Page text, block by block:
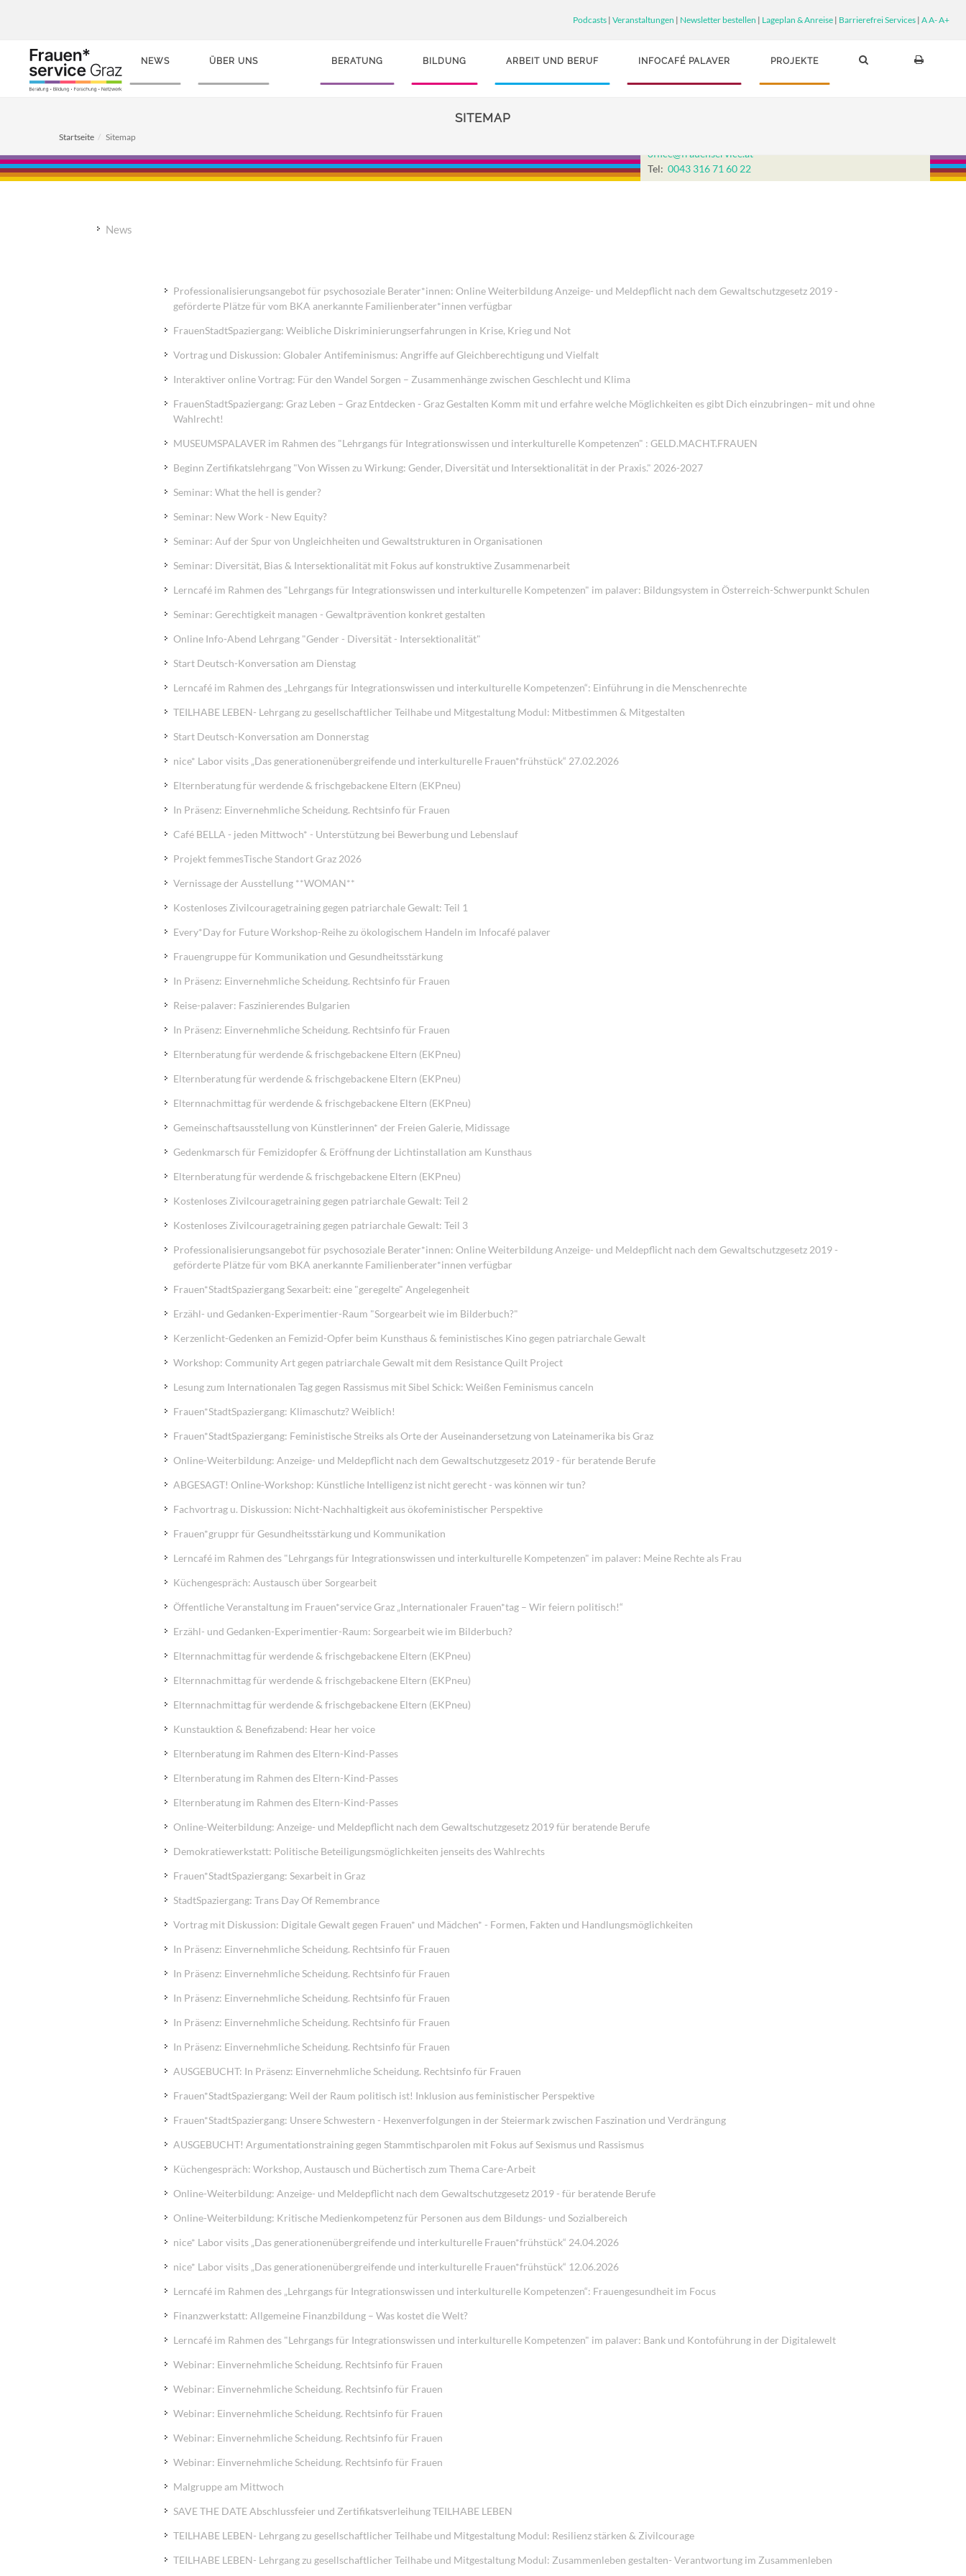
Podcasts| Veranstaltungen | Newsletter bestellen | Lageplan & Anreise| Barrierefrei Services| AA-A+
NEWS ÜBER UNS BERATUNG BILDUNG ARBEIT UND BERUF INFOCAFÉ PALAVER PROJEKTE
office@frauenservice.at
Tel: 0043 316 71 60 22
Vereinbarte Beratungstermine finden auch außerhalb der
SITEMAP
Startseite Sitemap
News
Professionalisierungsangebot für psychosoziale Berater*innen: Online Weiterbildung Anzeige- und Meldepflicht nach dem Gewaltschutzgesetz 2019 -
geförderte Plätze für vom BKA anerkannte Familienberater*innen verfügbar
FrauenStadtSpaziergang: Weibliche Diskriminierungserfahrungen in Krise, Krieg und Not
Vortrag und Diskussion: Globaler Antifeminismus: Angriffe auf Gleichberechtigung und Vielfalt
Interaktiver online Vortrag: Für den Wandel Sorgen – Zusammenhänge zwischen Geschlecht und Klima
FrauenStadtSpaziergang: Graz Leben – Graz Entdecken - Graz Gestalten Komm mit und erfahre welche Möglichkeiten es gibt Dich einzubringen– mit und ohne
Wahlrecht!
MUSEUMSPALAVER im Rahmen des "Lehrgangs für Integrationswissen und interkulturelle Kompetenzen" : GELD.MACHT.FRAUEN
Beginn Zertifikatslehrgang "Von Wissen zu Wirkung: Gender, Diversität und Intersektionalität in der Praxis." 2026-2027
Seminar: What the hell is gender?
Seminar: New Work - New Equity?
Seminar: Auf der Spur von Ungleichheiten und Gewaltstrukturen in Organisationen
Seminar: Diversität, Bias & Intersektionalität mit Fokus auf konstruktive Zusammenarbeit
Lerncafé im Rahmen des "Lehrgangs für Integrationswissen und interkulturelle Kompetenzen" im palaver: Bildungsystem in Österreich-Schwerpunkt Schulen
Seminar: Gerechtigkeit managen - Gewaltprävention konkret gestalten
Online Info-Abend Lehrgang "Gender - Diversität - Intersektionalität"
Start Deutsch-Konversation am Dienstag
Lerncafé im Rahmen des „Lehrgangs für Integrationswissen und interkulturelle Kompetenzen“: Einführung in die Menschenrechte
TEILHABE LEBEN- Lehrgang zu gesellschaftlicher Teilhabe und Mitgestaltung Modul: Mitbestimmen & Mitgestalten
Start Deutsch-Konversation am Donnerstag
nice* Labor visits „Das generationenübergreifende und interkulturelle Frauen*frühstück“ 27.02.2026
Elternberatung für werdende & frischgebackene Eltern (EKPneu)
In Präsenz: Einvernehmliche Scheidung. Rechtsinfo für Frauen
Café BELLA - jeden Mittwoch* - Unterstützung bei Bewerbung und Lebenslauf
Projekt femmesTische Standort Graz 2026
Vernissage der Ausstellung **WOMAN**
Kostenloses Zivilcouragetraining gegen patriarchale Gewalt: Teil 1
Every*Day for Future Workshop-Reihe zu ökologischem Handeln im Infocafé palaver
Frauengruppe für Kommunikation und Gesundheitsstärkung
In Präsenz: Einvernehmliche Scheidung. Rechtsinfo für Frauen
Reise-palaver: Faszinierendes Bulgarien
In Präsenz: Einvernehmliche Scheidung. Rechtsinfo für Frauen
Elternberatung für werdende & frischgebackene Eltern (EKPneu)
Elternberatung für werdende & frischgebackene Eltern (EKPneu)
Elternnachmittag für werdende & frischgebackene Eltern (EKPneu)
Gemeinschaftsausstellung von Künstlerinnen* der Freien Galerie, Midissage
Gedenkmarsch für Femizidopfer & Eröffnung der Lichtinstallation am Kunsthaus
Elternberatung für werdende & frischgebackene Eltern (EKPneu)
Kostenloses Zivilcouragetraining gegen patriarchale Gewalt: Teil 2
Kostenloses Zivilcouragetraining gegen patriarchale Gewalt: Teil 3
Professionalisierungsangebot für psychosoziale Berater*innen: Online Weiterbildung Anzeige- und Meldepflicht nach dem Gewaltschutzgesetz 2019 -
geförderte Plätze für vom BKA anerkannte Familienberater*innen verfügbar
Frauen*StadtSpaziergang Sexarbeit: eine "geregelte" Angelegenheit
Erzähl- und Gedanken-Experimentier-Raum "Sorgearbeit wie im Bilderbuch?"
Kerzenlicht-Gedenken an Femizid-Opfer beim Kunsthaus & feministisches Kino gegen patriarchale Gewalt
Workshop: Community Art gegen patriarchale Gewalt mit dem Resistance Quilt Project
Lesung zum Internationalen Tag gegen Rassismus mit Sibel Schick: Weißen Feminismus canceln
Frauen*StadtSpaziergang: Klimaschutz? Weiblich!
Frauen*StadtSpaziergang: Feministische Streiks als Orte der Auseinandersetzung von Lateinamerika bis Graz
Online-Weiterbildung: Anzeige- und Meldepflicht nach dem Gewaltschutzgesetz 2019 - für beratende Berufe
ABGESAGT! Online-Workshop: Künstliche Intelligenz ist nicht gerecht - was können wir tun?
Fachvortrag u. Diskussion: Nicht-Nachhaltigkeit aus ökofeministischer Perspektive
Frauen*gruppr für Gesundheitsstärkung und Kommunikation
Lerncafé im Rahmen des "Lehrgangs für Integrationswissen und interkulturelle Kompetenzen" im palaver: Meine Rechte als Frau
Küchengespräch: Austausch über Sorgearbeit
Öffentliche Veranstaltung im Frauen*service Graz „Internationaler Frauen*tag – Wir feiern politisch!“
Erzähl- und Gedanken-Experimentier-Raum: Sorgearbeit wie im Bilderbuch?
Elternnachmittag für werdende & frischgebackene Eltern (EKPneu)
Elternnachmittag für werdende & frischgebackene Eltern (EKPneu)
Elternnachmittag für werdende & frischgebackene Eltern (EKPneu)
Kunstauktion & Benefizabend: Hear her voice
Elternberatung im Rahmen des Eltern-Kind-Passes
Elternberatung im Rahmen des Eltern-Kind-Passes
Elternberatung im Rahmen des Eltern-Kind-Passes
Online-Weiterbildung: Anzeige- und Meldepflicht nach dem Gewaltschutzgesetz 2019 für beratende Berufe
Demokratiewerkstatt: Politische Beteiligungsmöglichkeiten jenseits des Wahlrechts
Frauen*StadtSpaziergang: Sexarbeit in Graz
StadtSpaziergang: Trans Day Of Remembrance
Vortrag mit Diskussion: Digitale Gewalt gegen Frauen* und Mädchen* - Formen, Fakten und Handlungsmöglichkeiten
In Präsenz: Einvernehmliche Scheidung. Rechtsinfo für Frauen
In Präsenz: Einvernehmliche Scheidung. Rechtsinfo für Frauen
In Präsenz: Einvernehmliche Scheidung. Rechtsinfo für Frauen
In Präsenz: Einvernehmliche Scheidung. Rechtsinfo für Frauen
In Präsenz: Einvernehmliche Scheidung. Rechtsinfo für Frauen
AUSGEBUCHT: In Präsenz: Einvernehmliche Scheidung. Rechtsinfo für Frauen
Frauen*StadtSpaziergang: Weil der Raum politisch ist! Inklusion aus feministischer Perspektive
Frauen*StadtSpaziergang: Unsere Schwestern - Hexenverfolgungen in der Steiermark zwischen Faszination und Verdrängung
AUSGEBUCHT! Argumentationstraining gegen Stammtischparolen mit Fokus auf Sexismus und Rassismus
Küchengespräch: Workshop, Austausch und Büchertisch zum Thema Care-Arbeit
Online-Weiterbildung: Anzeige- und Meldepflicht nach dem Gewaltschutzgesetz 2019 - für beratende Berufe
Online-Weiterbildung: Kritische Medienkompetenz für Personen aus dem Bildungs- und Sozialbereich
nice* Labor visits „Das generationenübergreifende und interkulturelle Frauen*frühstück“ 24.04.2026
nice* Labor visits „Das generationenübergreifende und interkulturelle Frauen*frühstück“ 12.06.2026
Lerncafé im Rahmen des „Lehrgangs für Integrationswissen und interkulturelle Kompetenzen“: Frauengesundheit im Focus
Finanzwerkstatt: Allgemeine Finanzbildung – Was kostet die Welt?
Lerncafé im Rahmen des "Lehrgangs für Integrationswissen und interkulturelle Kompetenzen" im palaver: Bank und Kontoführung in der Digitalewelt
Webinar: Einvernehmliche Scheidung. Rechtsinfo für Frauen
Webinar: Einvernehmliche Scheidung. Rechtsinfo für Frauen
Webinar: Einvernehmliche Scheidung. Rechtsinfo für Frauen
Webinar: Einvernehmliche Scheidung. Rechtsinfo für Frauen
Webinar: Einvernehmliche Scheidung. Rechtsinfo für Frauen
Malgruppe am Mittwoch
SAVE THE DATE Abschlussfeier und Zertifikatsverleihung TEILHABE LEBEN
TEILHABE LEBEN- Lehrgang zu gesellschaftlicher Teilhabe und Mitgestaltung Modul: Resilienz stärken & Zivilcourage
TEILHABE LEBEN- Lehrgang zu gesellschaftlicher Teilhabe und Mitgestaltung Modul: Zusammenleben gestalten- Verantwortung im Zusammenleben